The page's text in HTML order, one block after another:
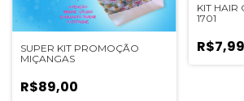
SUPER KIT PROMOÇÃO
MIÇANGAS
R$89,00
KIT HAIR
1701
R$7,99